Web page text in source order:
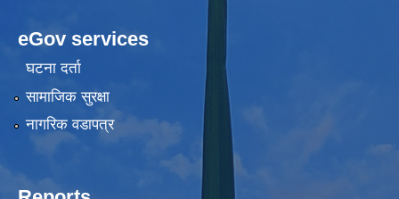
eGov services
घटना दर्ता
सामाजिक सुरक्षा
नागरिक वडापत्र